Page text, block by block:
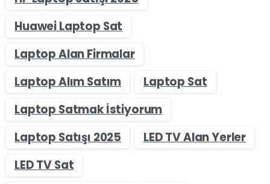
Huawei Laptop Sat
Laptop Alan Firmalar
Laptop Alım Satım
Laptop Sat
Laptop Satmak İstiyorum
Laptop Satışı 2025
LED TV Alan Yerler
LED TV Sat